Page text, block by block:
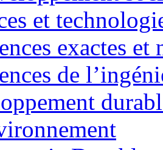
et
exactes et
de